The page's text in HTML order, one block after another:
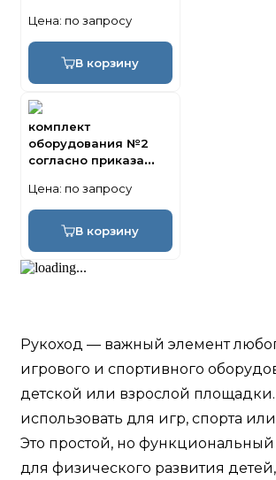
Цена: по запросу
В корзину
комплект
оборудования №2
согласно приказа
501.121.00-01
Цена: по запросу
В корзину
Рукоход — важный элемент
игрового и спортивного
детской или взрослой
использовать для игр, спорта или
Это простой, но
для физического развития